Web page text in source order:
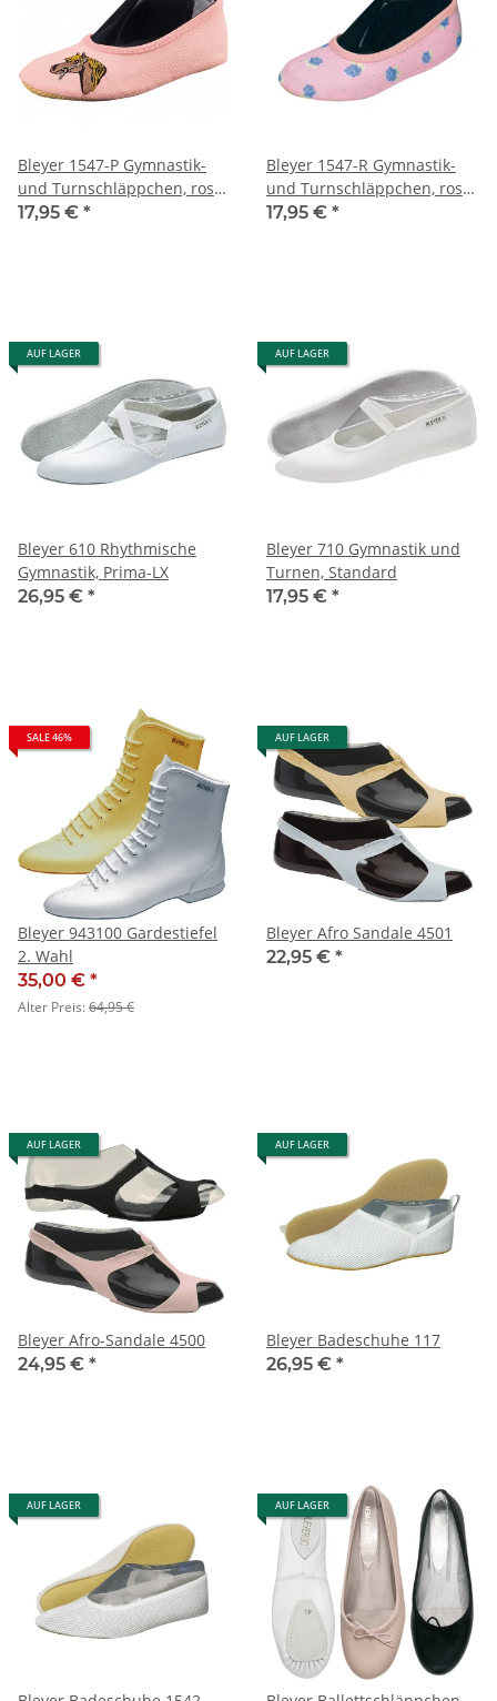
Bleyer 1547-P Gymnastik-
und Turnschläppchen, rosé,
Pony
17,95 € *
Bleyer 1547-R Gymnastik-
und Turnschläppchen, rosé,
Rose
17,95 € *
AUF LAGER
Bleyer 610 Rhythmische
Gymnastik, Prima-LX
26,95 € *
AUF LAGER
Bleyer 710 Gymnastik und
Turnen, Standard
17,95 € *
SALE 46%
Bleyer 943100 Gardestiefel
2. Wahl
35,00 € *
Alter Preis:64,95 €
AUF LAGER
Bleyer Afro Sandale 4501
22,95 € *
AUF LAGER
Bleyer Afro-Sandale 4500
24,95 € *
AUF LAGER
Bleyer Badeschuhe 117
26,95 € *
AUF LAGER AUF LAGER